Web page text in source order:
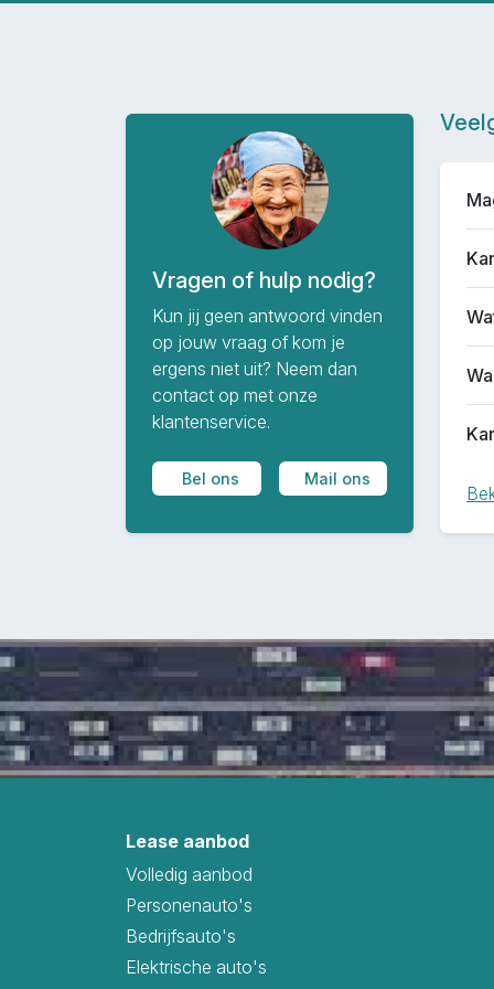
Vragen of hulp nodig?
Kun jij geen antwoord vinden
op jouw vraag of kom je
ergens niet uit? Neem dan
contact op met onze
klantenservice.
Bel ons Mail ons
Lease aanbod
Volledig aanbod
Personenauto's
Bedrijfsauto's
Elektrische auto's